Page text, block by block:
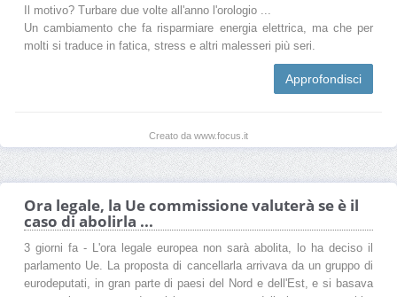
Il motivo? Turbare due volte all'anno l'orologio ...
Un cambiamento che fa risparmiare energia elettrica, ma che per
molti si traduce in fatica, stress e altri malesseri più seri.
Approfondisci
Creato da www.focus.it
Ora legale, la Ue commissione valuterà se è il
caso di abolirla ...
3 giorni fa - L'ora legale europea non sarà abolita, lo ha deciso il
parlamento Ue. La proposta di cancellarla arrivava da un gruppo di
eurodeputati, in gran parte di paesi del Nord e dell'Est, e si basava